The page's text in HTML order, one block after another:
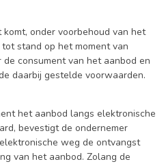
komt, onder voorbehoud van het
stand op het moment van
de consument van het aanbod en
daarbij gestelde voorwaarden.
het aanbod langs elektronische
bevestigt de ondernemer
weg de ontvangst
van het aanbod. Zolang de